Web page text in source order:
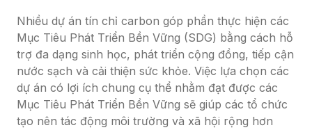
Nhiều dự án tín chỉ carbon góp phần thực hiện các
Mục Tiêu Phát Triển Bền Vững (SDG) bằng cách hỗ
trợ đa dạng sinh học, phát triển cộng đồng, tiếp cận
nước sạch và cải thiện sức khỏe. Việc lựa chọn các
dự án có lợi ích chung cụ thể nhằm đạt được các
Mục Tiêu Phát Triển Bền Vững sẽ giúp các tổ chức
tạo nên tác động môi trường và xã hội rộng hơn